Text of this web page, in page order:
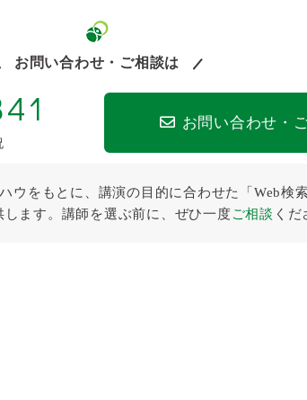
お問い合わせ・ご相談は
お問い合わせ・
ウをもとに、講演の目的に合わせた「Web検
ます。講師を選ぶ前に、ぜひ⼀度ご相談 くだ